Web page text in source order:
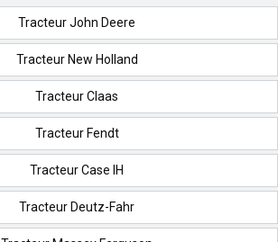
Tracteur John Deere
Tracteur New Holland
Tracteur Claas
Tracteur Fendt
Tracteur Case IH
Tracteur Deutz-Fahr